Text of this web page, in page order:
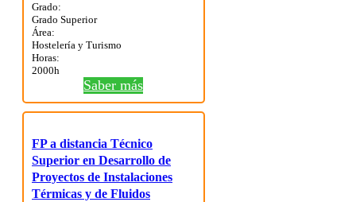
Grado:
Grado Superior
Área:
Hostelería y Turismo
Horas:
2000h
Saber más
FP a distancia Técnico
Superior en Desarrollo de
Proyectos de Instalaciones
Térmicas y de Fluidos